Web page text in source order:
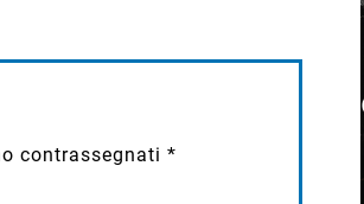
contrassegnati *